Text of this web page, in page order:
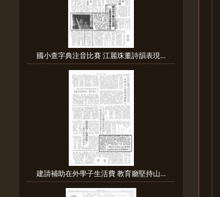
國小查字典注音比賽 江麗珠董詩韻表現...
建請補助在外學子生活費 教育廳堅持山...